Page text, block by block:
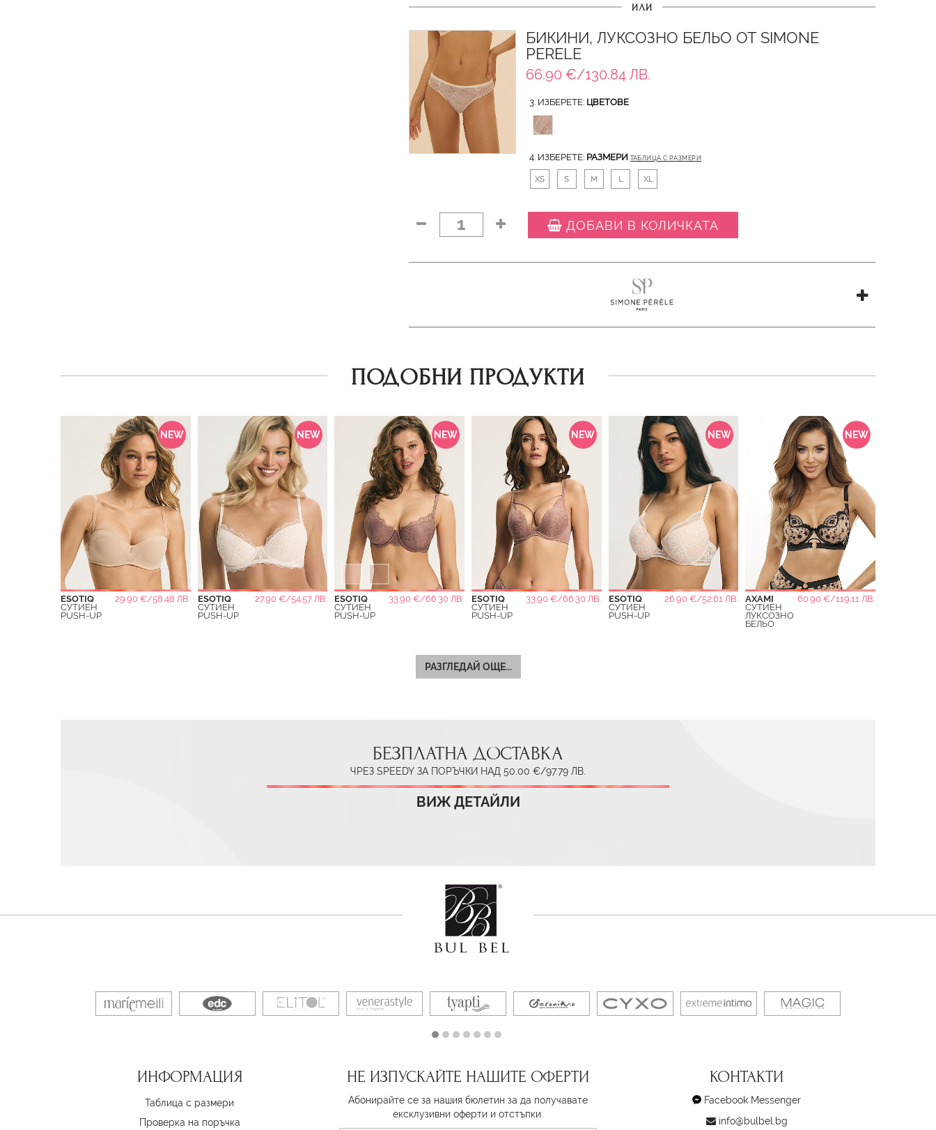
ИЛИ
БИКИНИ, ЛУКСОЗНО БЕЛЬО ОТ SIMONE
PERELE
66.90 €/130.84 ЛВ.
3. ИЗБЕРЕТЕ: ЦВЕТОВЕ
4. ИЗБЕРЕТЕ: РАЗМЕРИ ТАБЛИЦА С РАЗМЕРИ
XS S M L XL
1 ДОБАВИ В КОЛИЧКАТА
ПОДОБНИ ПРОДУКТИ
NEW
ESOTIQ
29.90 €/58.48 ЛВ.
СУТИЕН
PUSH-UP
NEW
ESOTIQ
27.90 €/54.57 ЛВ.
СУТИЕН
PUSH-UP
NEW
ESOTIQ
33.90 €/66.30 ЛВ.
СУТИЕН
PUSH-UP
NEW
ESOTIQ
33.90 €/66.30 ЛВ.
СУТИЕН
PUSH-UP
NEW
ESOTIQ
26.90 €/52.61 ЛВ.
СУТИЕН
PUSH-UP
NEW
AXAMI
60.90 €/119.11 ЛВ.
СУТИЕН
ЛУКСОЗНО
БЕЛЬО
РАЗГЛЕДАЙ ОЩЕ...
БЕЗПЛАТНА ДОСТАВКА
ЧРЕЗ SPEEDY ЗА ПОРЪЧКИ НАД 50.00 €/97.79 ЛВ.
ВИЖ ДЕТАЙЛИ
ИНФОРМАЦИЯ
Таблица с размери
Проверка на поръчка
НЕ ИЗПУСКАЙТЕ НАШИТЕ ОФЕРТИ
Абонирайте се за нашия бюлетин за да получавате
ексклузивни оферти и отстъпки.
КОНТАКТИ
Facebook Messenger
info@bulbel.bg